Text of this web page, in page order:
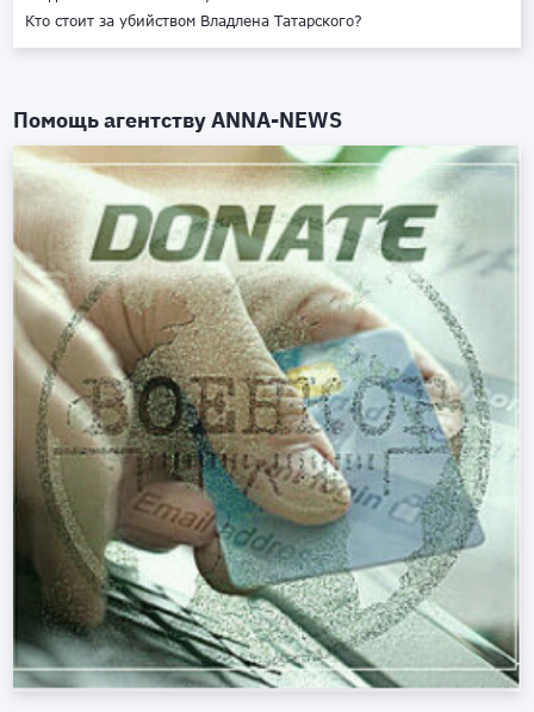
Кто стоит за убийством Владлена Татарского?
Помощь агентствуANNA-NEWS